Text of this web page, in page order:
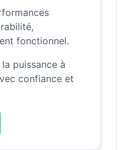
fonctionnel.
la puissance à
confiance et